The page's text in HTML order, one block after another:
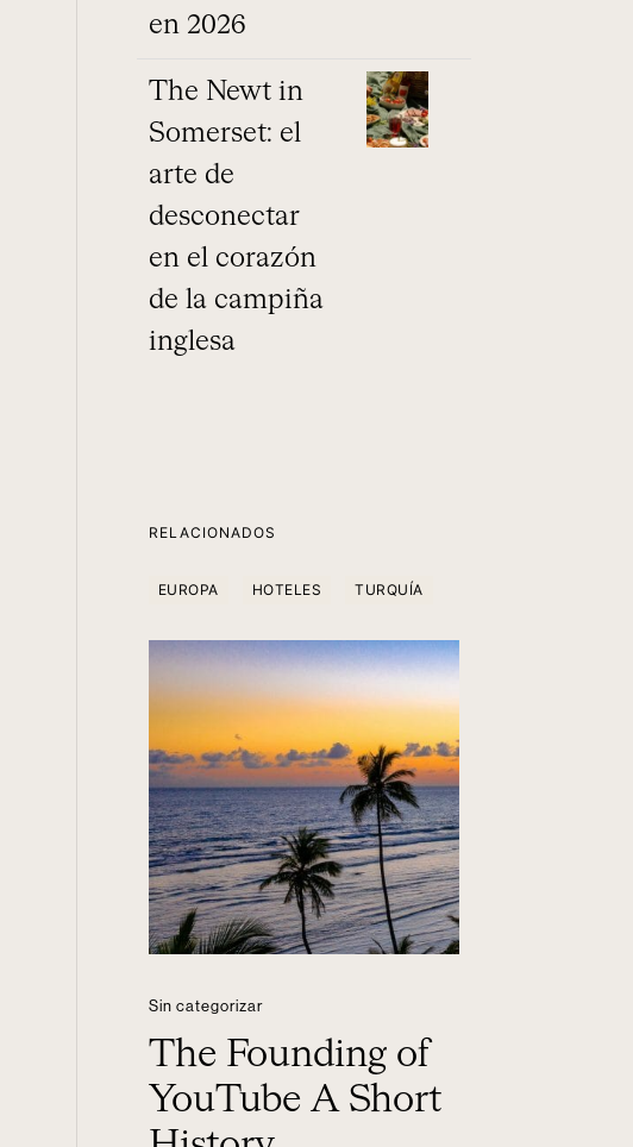
en 2026
The Newt in
Somerset: el
arte de
desconectar
en el corazón
de la campiña
inglesa
RELACIONADOS
EUROPA HOTELES TURQUÍA
Sin categorizar
The Founding of
YouTube A Short